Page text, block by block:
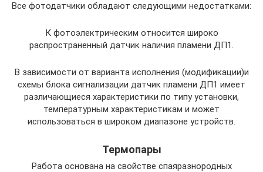
Все фотодатчики обладают следующими недостатками:
К фотоэлектрическим относится широко
распространенный датчик наличия пламени ДП1.
В зависимости от варианта исполнения (модификации)и
схемы блока сигнализации датчик пламени ДП1 имеет
различающиеся характеристики по типу установки,
температурным характеристикам и может
использоваться в широком диапазоне устройств.
Термопары
Работа основана на свойстве спаяразнородных